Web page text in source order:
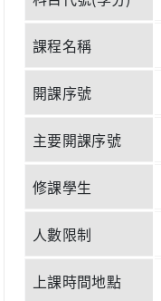
課程名稱
開課序號
主要開課序號
修課學生
人數限制
上課時間地點